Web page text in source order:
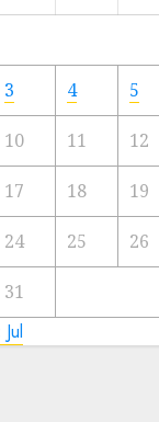
3 4 5
10 11 12
17 18 19
24 25 26
31